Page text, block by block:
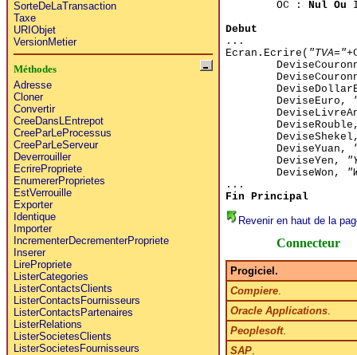
SorteDeLaTransaction
Taxe
URIObjet
VersionMetier
Méthodes
Adresse
Cloner
Convertir
CreeDansLEntrepot
CreeParLeProcessus
CreeParLeServeur
Deverrouiller
EcrirePropriete
EnumererProprietes
EstVerrouille
Exporter
Identique
Importer
IncrementerDecrementerPropriete
Inserer
LirePropriete
ListerCategories
ListerContactsClients
ListerContactsFournisseurs
ListerContactsPartenaires
ListerRelations
ListerSocietesClients
ListerSocietesFournisseurs
OC : Nul Ou
Debut
...
Ecran.Ecrire( "TVA="
DeviseEuro,
DeviseYuan,
DeviseYen,
DeviseWon,
...
Fin Principal
Revenir en haut de la
Connecteur
Progiciel.
Compiere
Oracle Applications
Peoplesoft.
SAP